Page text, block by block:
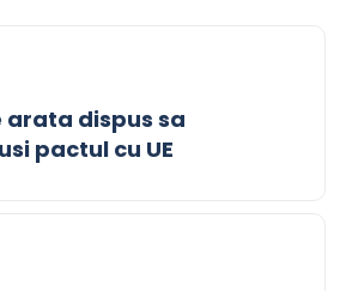
arata dispus sa
pactul cu UE